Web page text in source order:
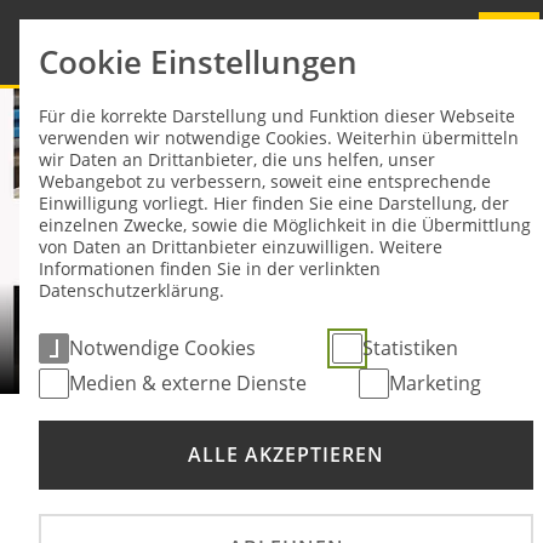
VIDEO DRX3
Cookie Einstellungen
Für die korrekte Darstellung und Funktion dieser Webseite
verwenden wir notwendige Cookies. Weiterhin übermitteln
wir Daten an Drittanbieter, die uns helfen, unser
Webangebot zu verbessern, soweit eine entsprechende
Einwilligung vorliegt. Hier finden Sie eine Darstellung, der
einzelnen Zwecke, sowie die Möglichkeit in die Übermittlung
von Daten an Drittanbieter einzuwilligen. Weitere
Informationen finden Sie in der verlinkten
Datenschutzerklärung.
Notwendige Cookies
Statistiken
Medien & externe Dienste
Marketing
ALLE AKZEPTIEREN